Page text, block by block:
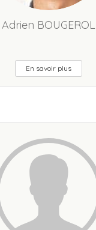
Adrien BOUGEROL
En savoir plus